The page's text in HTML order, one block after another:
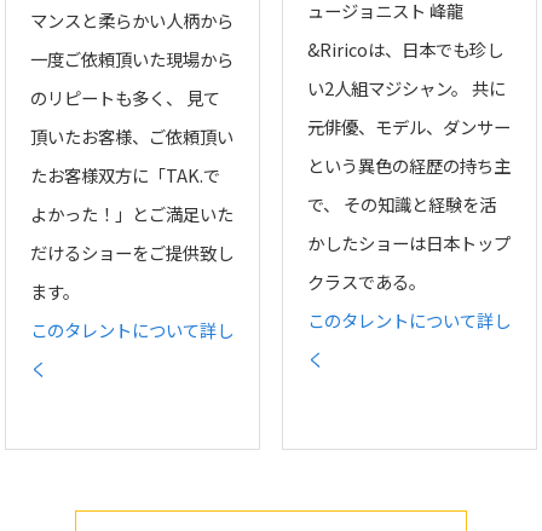
マンスと柔らかい人柄から
一度ご依頼頂いた現場から
のリピートも多く、 見て
頂いたお客様、ご依頼頂い
たお客様双方に「TAK.で
よかった！」とご満足いた
だけるショーをご提供致し
ます。
このタレントについて詳し
く
ュージョニスト 峰龍
&Riricoは、日本でも珍し
い2人組マジシャン。 共に
元俳優、モデル、ダンサー
という異色の経歴の持ち主
で、 その知識と経験を活
かしたショーは日本トップ
クラスである。
このタレントについて詳し
く